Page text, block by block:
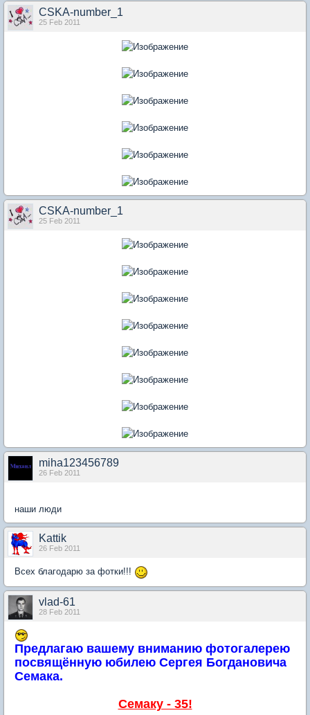
CSKA-number_1
25 Feb 2011
CSKA-number_1
25 Feb 2011
miha123456789
26 Feb 2011
наши люди
Kattik
26 Feb 2011
Всех благодарю за фотки!!!
vlad-61
28 Feb 2011
Предлагаю вашему вниманию фотогалерею
посвящённую юбилею Сергея Богдановича
Семака.
Семаку - 35!